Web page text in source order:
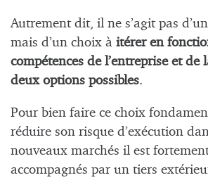
Autrement dit, il ne s’agit pas
mais d’un choix à itérer en
compétences de l’entreprise et de
deux options possibles.
Pour bien faire ce choix
réduire son risque d’exécution
nouveaux marchés il est
accompagnés par un tiers